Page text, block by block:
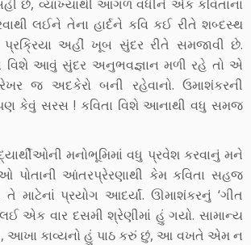
છે, વ્યાખ્યાથી આગળ વધીને એક કવિતાના
લઈને તેના હાર્દને કવિ કઈ રીતે શબ્દસ્થ
અહીં ખૂબ સુંદર રીતે સમજાવી છે.
વિશે આવું સુંદર અનુભવજ્ઞાન મળી રહે તો એ
જ અદકેરો બની રહેવાનો. ઉમાશંકરની
કેવું સરસ ! કવિતા વિશે આનાથી વધુ સમજ
મનોભૂમિમાં વધુ પ્રવેશ કરવાનું મને
પોતાની આંતરપ્રેરણાથી કેમ કવિતા સહજ
માટેનાં પ્રયોગ આદર્યાં. ઊમાશંકરનું ‘ગીત
લઈ એક વાર દસમી શ્રેણીમાં હું ગયો. સામાન્ય
આખા કાવ્યનો હું પાઠ કરું છું, આ વખતે એમ ન